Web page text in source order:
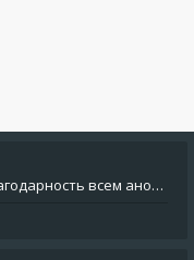
Хочу выразить искреннюю благодарность всем анонимным пользователям, которые поддержали наше сообщество финансово. Благод